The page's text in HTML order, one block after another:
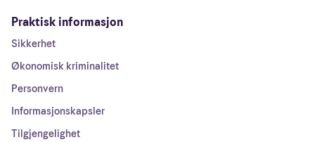
Praktisk informasjon
Sikkerhet
Økonomisk kriminalitet
Personvern
Informasjonskapsler
Tilgjengelighet